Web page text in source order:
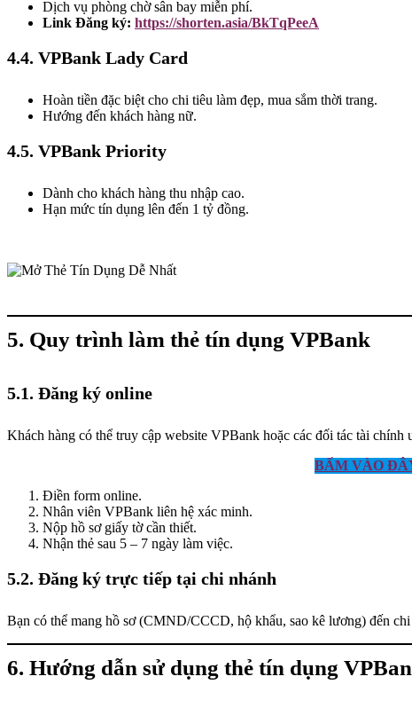
Dịch vụ phòng chờ sân bay miễn phí.
Link Đăng ký: https://shorten.asia/BkTqPeeA
4.4. VPBank Lady Card
Hoàn tiền đặc biệt cho chi tiêu làm đẹp, mua sắm thời trang.
Hướng đến khách hàng nữ.
4.5. VPBank Priority
Dành cho khách hàng thu nhập cao.
Hạn mức tín dụng lên đến 1 tỷ đồng.
5. Quy trình làm thẻ tín dụng VPBank
5.1. Đăng ký online
Khách hàng có thể truy cập website VPBank hoặc các đối tác tài
BẤM VÀO
Điền form online.
Nhân viên VPBank liên hệ xác minh.
Nộp hồ sơ giấy tờ cần thiết.
Nhận thẻ sau 5 – 7 ngày làm việc.
5.2. Đăng ký trực tiếp tại chi nhánh
Bạn có thể mang hồ sơ (CMND/CCCD, hộ khẩu, sao kê lương) đến
6. Hướng dẫn sử dụng thẻ tín dụng